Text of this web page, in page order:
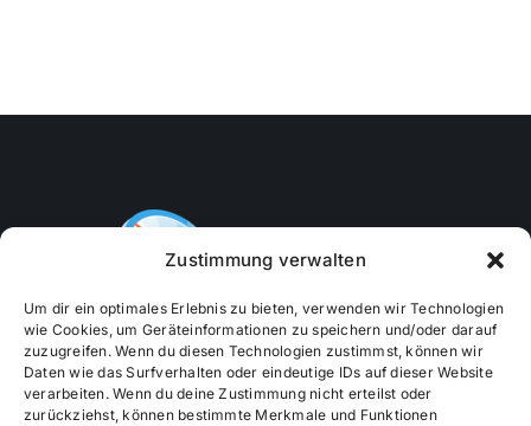
Zustimmung verwalten
Um dir ein optimales Erlebnis zu bieten, verwenden wir Technologien
wie Cookies, um Geräteinformationen zu speichern und/oder darauf
zuzugreifen. Wenn du diesen Technologien zustimmst, können wir
Daten wie das Surfverhalten oder eindeutige IDs auf dieser Website
verarbeiten. Wenn du deine Zustimmung nicht erteilst oder
zurückziehst, können bestimmte Merkmale und Funktionen
…online besser informiert!